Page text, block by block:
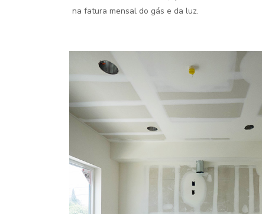
na fatura mensal do gás e da luz.